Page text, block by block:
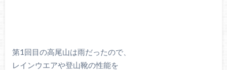
第1回目の高尾山は雨だったので、
レインウエアや登山靴の性能を